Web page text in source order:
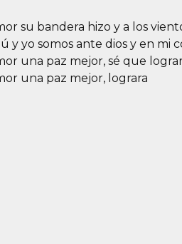
su bandera hizo y a los
y yo somos ante dios y en mi
una paz mejor, sé que
una paz mejor, lograra